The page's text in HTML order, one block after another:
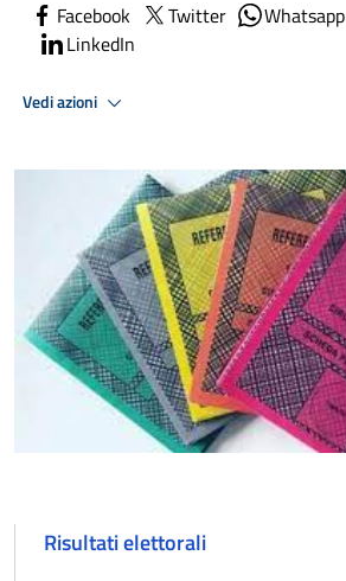
Facebook Twitter Whatsapp
LinkedIn
Vedi azioni
Risultati elettorali